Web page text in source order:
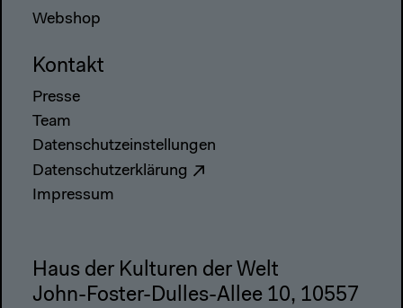
Webshop
Kontakt
Presse
Team
Datenschutzeinstellungen
Datenschutzerklärung
Impressum
Haus der Kulturen der Welt
John-Foster-Dulles-Allee 10, 10557